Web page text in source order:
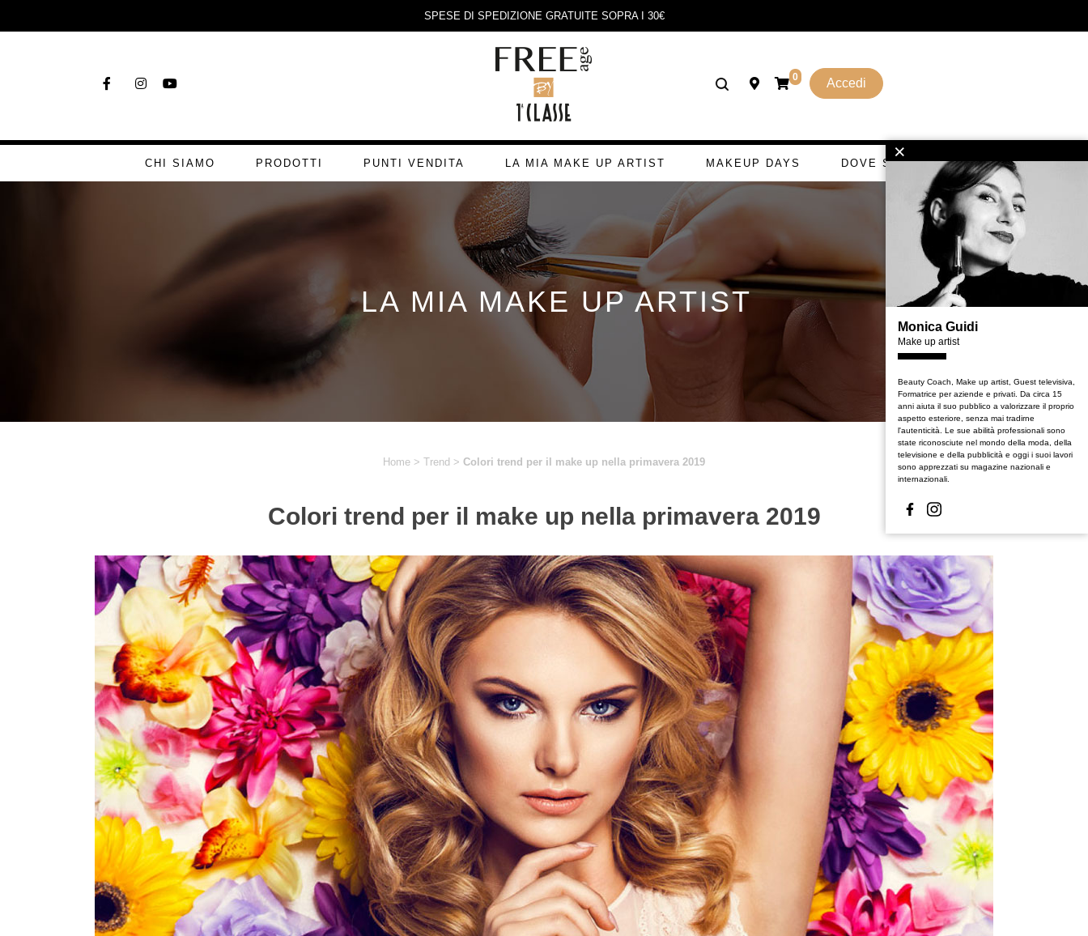
SPESE DI SPEDIZIONE GRATUITE SOPRA I 30€
0 Accedi
CHI SIAMO PRODOTTI PUNTI VENDITA LA MIA MAKE UP ARTIST MAKEUP DAYS DOVE SI GETTA
LA MIA MAKE UP ARTIST
Home > Trend > Colori trend per il make up nella primavera 2019
Colori trend per il make up nella primavera 2019
×
Monica Guidi
Make up artist
Beauty Coach, Make up artist, Guest televisiva,
Formatrice per aziende e privati. Da circa 15
anni aiuta il suo pubblico a valorizzare il proprio
aspetto esteriore, senza mai tradirne
l'autenticità. Le sue abilità professionali sono
state riconosciute nel mondo della moda, della
televisione e della pubblicità e oggi i suoi lavori
sono apprezzati su magazine nazionali e
internazionali.